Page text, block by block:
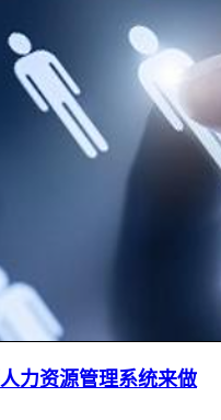
力资源管理系统来做